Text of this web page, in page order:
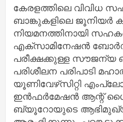
കേരളത്തിലെ വിവിധ
ബാങ്കുകളിലെ ജൂനിയർ
നിയമനത്തിനായി
എക്‌സാമിനേഷൻ
പരീക്ഷക്കുള്ള
പരിശീലന പരിപാടി
യൂണിവേഴ്‌സിറ്റി
ഇൻഫർമേഷൻ ആന്റ്
ബ്യൂറോയുടെ